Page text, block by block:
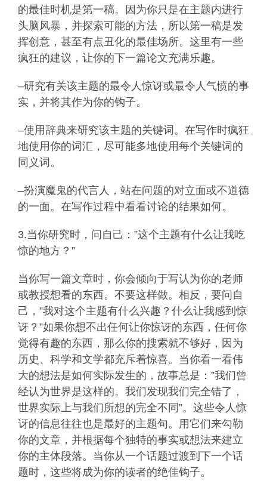
的最佳时机是第一稿。因为你只是在主题内进行
头脑风暴，并探索可能的方法，所以第一稿是发
挥创意，甚至有点丑化的最佳场所。这里有一些
疯狂的建议，让你的下一篇论文充满乐趣。
–研究有关该主题的最令人惊讶或最令人气愤的事
实，并将其作为你的钩子。
–使用辞典来研究该主题的关键词。在写作时疯狂
地使用你的词汇，尽可能多地使用每个关键词的
同义词。
–扮演魔鬼的代言人，站在问题的对立面或不道德
的一面。在写作过程中看看讨论的结果如何。
3.当你研究时，问自己：”这个主题有什么让我吃
惊的地方？”
当你写一篇文章时，你会倾向于写认为你的老师
或教授想看的东西。不要这样做。相反，要问自
己，”我对这个主题有什么兴趣？什么让我感到惊
讶？”如果你想不出任何让你惊讶的东西，任何你
觉得有趣的东西，那么你的搜索就不够好，因为
历史、科学和文学都充斥着惊喜。当你看一看伟
大的想法是如何实际发生的，故事总是：”我们曾
经认为世界是这样的。我们发现我们完全错了，
世界实际上与我们所想的完全不同”。这些令人惊
讶的信息往往也是最好的主题句。用它们来勾勒
你的文章，并根据每个独特的事实或想法来建立
你的主体段落。当你从一个话题过渡到下一个话
题时，这些将成为你的读者的绝佳钩子。